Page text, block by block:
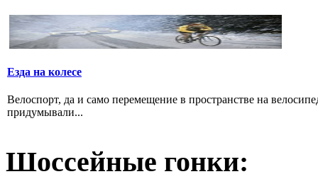
Езда на колесе
Велоспорт, да и само перемещение в пространстве на
придумывали...
Шоссейные гонки: